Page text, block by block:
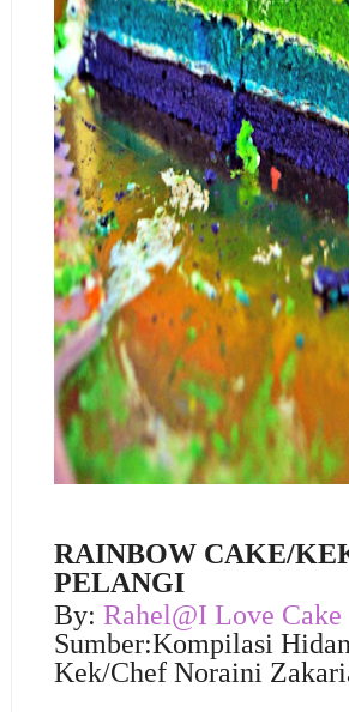
RAINBOW CAKE/
PELANGI
By: Rahel@I Love Cake
Sumber:Kompilasi
Kek/Chef Noraini